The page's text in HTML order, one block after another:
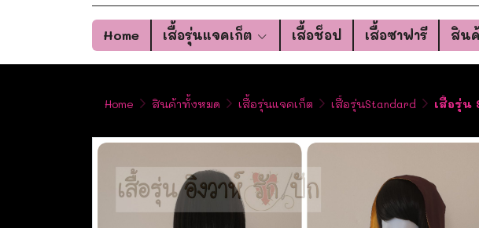
Home เสื้อรุ่นแจคเก็ต เสื้อช็อป เสื้อซาฟารี สิน
Home สินค้าทั้งหมด เสื้อรุ่นแจคเก็ต เสื้อรุ่นStandard เสื้อรุ่น